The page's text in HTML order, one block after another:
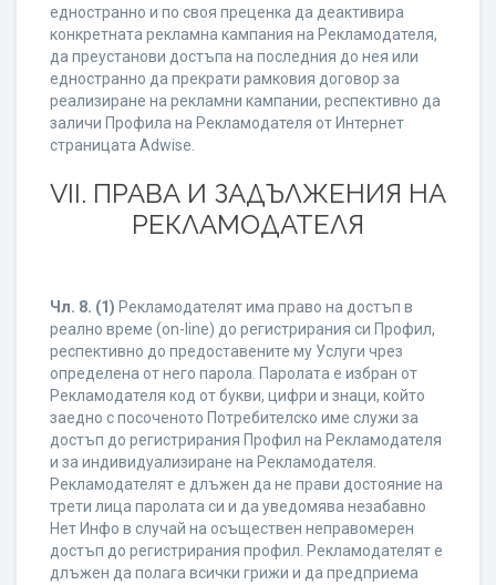
едностранно и по своя преценка да деактивира
конкретната рекламна кампания на Рекламодателя,
да преустанови достъпа на последния до нея или
едностранно да прекрати рамковия договор за
реализиране на рекламни кампании, респективно да
заличи Профила на Рекламодателя от Интернет
страницата Adwise.
VII. ПРАВА И ЗАДЪЛЖЕНИЯ НА
РЕКЛАМОДАТЕЛЯ
Чл. 8. (1) Рекламодателят има право на достъп в
реално време (on-line) до регистрирания си Профил,
респективно до предоставените му Услуги чрез
определена от него парола. Паролата е избран от
Рекламодателя код от букви, цифри и знаци, който
заедно с посоченото Потребителско име служи за
достъп до регистрирания Профил на Рекламодателя
и за индивидуализиране на Рекламодателя.
Рекламодателят е длъжен да не прави достояние на
трети лица паролата си и да уведомява незабавно
Нет Инфо в случай на осъществен неправомерен
достъп до регистрирания профил. Рекламодателят е
длъжен да полага всички грижи и да предприема